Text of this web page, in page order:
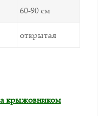
60-90 см
открытая
крыжовником